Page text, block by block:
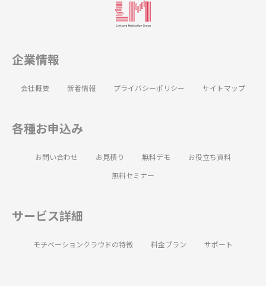
企業情報
会社概要 新着情報 プライバシーポリシー サイトマップ
各種お申込み
お問い合わせ お見積り 無料デモ
お役立ち資料
無料セミナー
サービス詳細
モチベーションクラウドの特徴 料金プラン サポート